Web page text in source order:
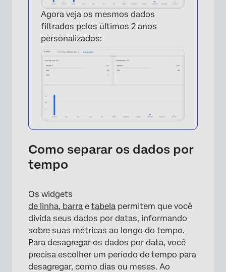
×
Agora veja os mesmos dados
filtrados pelos últimos 2 anos
personalizados:
Como separar os dados por
tempo
Os widgets
de linha, barra e tabela permitem que você
divida seus dados por datas, informando
sobre suas métricas ao longo do tempo.
Para desagregar os dados por data, você
precisa escolher um período de tempo para
desagregar, como dias ou meses. Ao